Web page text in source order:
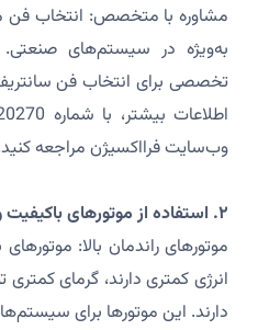
مشاوره با متخصص: انتخاب فن
به‌ویژه در سیستم‌های صنعتی.
تخصصی برای انتخاب فن
وب‌سایت فرااکسیژن مراجعه
۲. استفاده از موتورهای باکیفیت و راندمان بالا
انرژی کمتری دارند، گرمای
دارند. این موتورها برای